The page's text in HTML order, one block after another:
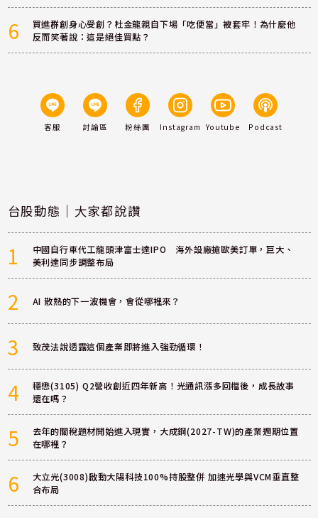
6
買進群創身心受創？杜金龍親自下場「吃便當」被套牢！為什麼他
反而笑著說：這是絕佳買點？
客服 討論區 粉絲團 Instagram Youtube Podcast
台股動態｜大家都說讚
1
中國自行車代工龍頭津富士達IPO 海外設廠搶歐美訂單，巨大、
美利達同步調整布局
2 AI 散熱的下一波機會，會從哪裡來？
3 致茂法說透露這個產業即將進入強勁循環！
4
穩懋(3105) Q2營收創近四年新高！光通訊漲多回檔後，成長故事
還在嗎？
5
去年的關稅題材開始進入現實，大成鋼(2027-TW)的產業週期位置
在哪裡？
6
大立光(3008)啟動大陽科技100%持股整併 加速光學與VCM垂直整
合布局